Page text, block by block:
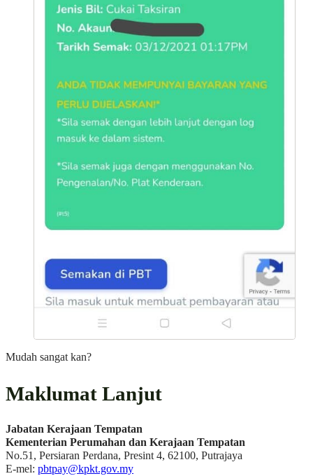
Mudah sangat kan?
Maklumat Lanjut
Jabatan Kerajaan Tempatan
Kementerian Perumahan dan Kerajaan Tempatan
No.51, Persiaran Perdana, Presint 4, 62100, Putrajaya
E-mel: pbtpay@kpkt.gov.my